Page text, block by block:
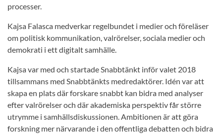
processer.
Kajsa Falasca medverkar regelbundet i medier och föreläser
om politisk kommunikation, valrörelser, sociala medier och
demokrati i ett digitalt samhälle.
Kajsa var med och startade Snabbtänkt inför valet 2018
tillsammans med Snabbtänkts medredaktörer. Idén var att
skapa en plats där forskare snabbt kan bidra med analyser
efter valrörelser och där akademiska perspektiv får större
utrymme i samhällsdiskussionen. Ambitionen är att göra
forskning mer närvarande i den offentliga debatten och bidra